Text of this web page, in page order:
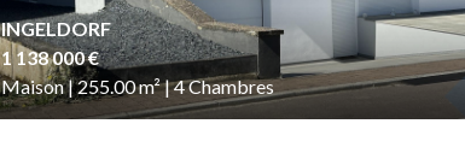
INGELDORF
1 138 000 €
Maison | 255.00m²| 4Chambres